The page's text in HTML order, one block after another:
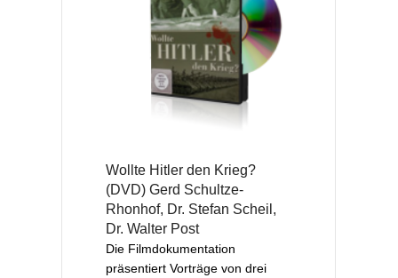
Wollte Hitler den Krieg?
(DVD) Gerd Schultze-
Rhonhof, Dr. Stefan Scheil,
Dr. Walter Post
Die Filmdokumentation
präsentiert Vorträge von drei